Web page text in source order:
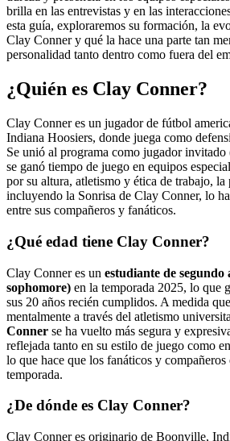
brilla en las entrevistas y en las
esta guía, exploraremos su formación, la
Clay Conner y qué la hace una parte tan
personalidad tanto dentro como fuera del
¿Quién es Clay Conner?
Clay Conner es un jugador de fútbol
Indiana Hoosiers, donde juega como
Se unió al programa como jugador
se ganó tiempo de juego en equipos
por su altura, atletismo y ética de trabajo, la
incluyendo la Sonrisa de Clay Conner, lo
entre sus compañeros y fanáticos.
¿Qué edad tiene Clay Conner?
Clay Conner es un estudiante de
sophomore) en la temporada 2025, lo que
sus 20 años recién cumplidos. A medida
mentalmente a través del atletismo
Conner se ha vuelto más segura y
reflejada tanto en su estilo de juego como
lo que hace que los fanáticos y compañeros
temporada.
¿De dónde es Clay Conner?
Clay Conner es originario de Boonville,